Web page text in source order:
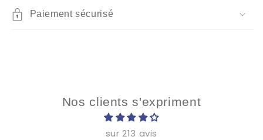
Paiement sécurisé
Nos clients s'expriment
sur 213 avis